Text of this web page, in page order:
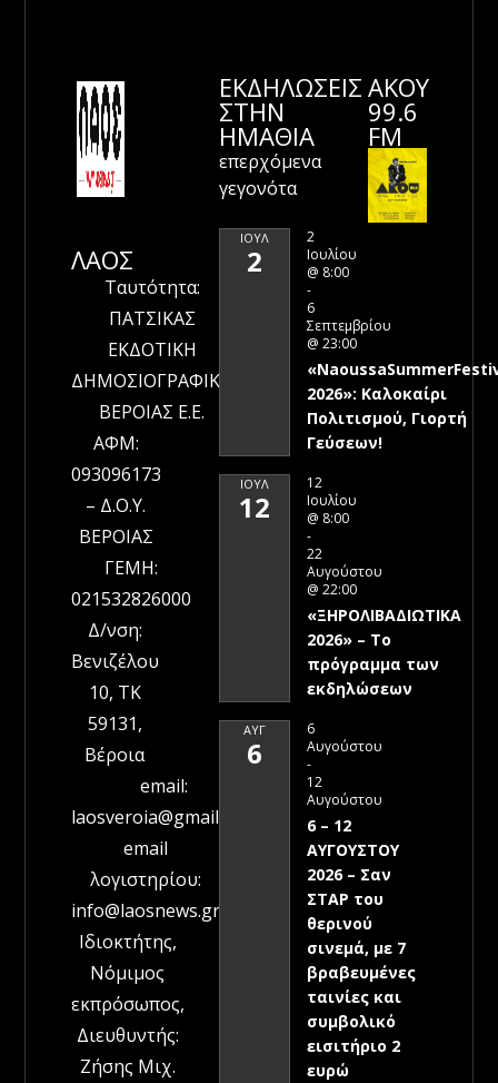
ΛΑΟΣ
Ταυτότητα:
ΠΑΤΣΙΚΑΣ
ΕΚΔΟΤΙΚΗ
ΔΗΜΟΣΙΟΓΡΑΦΙΚΗ
ΒΕΡΟΙΑΣ Ε.Ε.
ΑΦΜ:
093096173
– Δ.Ο.Υ.
ΒΕΡΟΙΑΣ
ΓΕΜΗ:
021532826000
Δ/νση:
Βενιζέλου
10, ΤΚ
59131,
Βέροια
email:
laosveroia@gmail.com
email
λογιστηρίου:
info@laosnews.gr
Ιδιοκτήτης,
Νόμιμος
εκπρόσωπος,
Διευθυντής:
Ζήσης Μιχ.
ΕΚΔΗΛΩΣΕΙΣ
ΣΤΗΝ
ΗΜΑΘΊΑ
επερχόμενα
γεγονότα
ΙΟΎΛ
2
2
Ιουλίου
@ 8:00
-
6
Σεπτεμβρίου
@ 23:00
2026»: Καλοκαίρι
Πολιτισμού, Γιορτή
Γεύσεων!
ΙΟΎΛ
12
12
Ιουλίου
@ 8:00
-
22
Αυγούστου
@ 22:00
«ΞΗΡΟΛΙΒΑΔΙΩΤΙΚΑ
2026» – To
πρόγραμμα των
εκδηλώσεων
ΑΥΓ
6
6
Αυγούστου
-
12
Αυγούστου
6 – 12
ΑΥΓΟΥΣΤΟΥ
2026 – Σαν
ΣΤΑΡ του
θερινού
σινεμά, με 7
βραβευμένες
ταινίες και
συμβολικό
εισιτήριο 2
ευρώ
ΑΚΟΥ
99.6
FM